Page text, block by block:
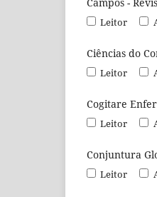
Leitor
Ciências do
Leitor
Cogitare
Leitor
Conjuntura
Leitor